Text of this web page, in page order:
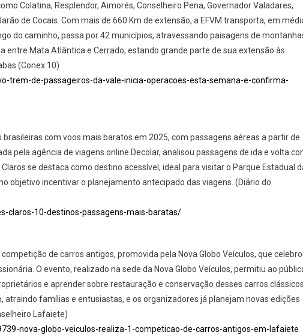
Colatina, Resplendor, Aimorés, Conselheiro Pena, Governador Valadares,
de Cocais. Com mais de 660 Km de extensão, a EFVM transporta, em
do caminho, passa por 42 municípios, atravessando paisagens de
entre Mata Atlântica e Cerrado, estando grande parte de sua extensão às
(Conex 10)
trem-de-passageiros-da-vale-inicia-operacoes-esta-semana-e-confirma-
com voos mais baratos em 2025, com passagens aéreas a partir de
pela agência de viagens online Decolar, analisou passagens de ida e volta
se destaca como destino acessível, ideal para visitar o Parque Estadual
objetivo incentivar o planejamento antecipado das viagens. (Diário do
claros-10-destinos-passagens-mais-baratas/
de carros antigos, promovida pela Nova Globo Veículos, que
O evento, realizado na sede da Nova Globo Veículos, permitiu ao
e aprender sobre restauração e conservação desses carros
famílias e entusiastas, e os organizadores já planejam novas edições
Lafaiete)
nova-globo-veiculos-realiza-1-competicao-de-carros-antigos-em-lafaiete